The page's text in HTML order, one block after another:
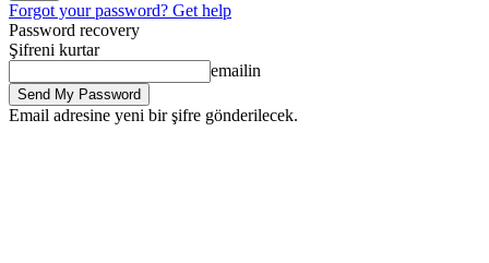
Forgot your password? Get help
Password recovery
Şifreni kurtar
emailin
Email adresine yeni bir şifre gönderilecek.